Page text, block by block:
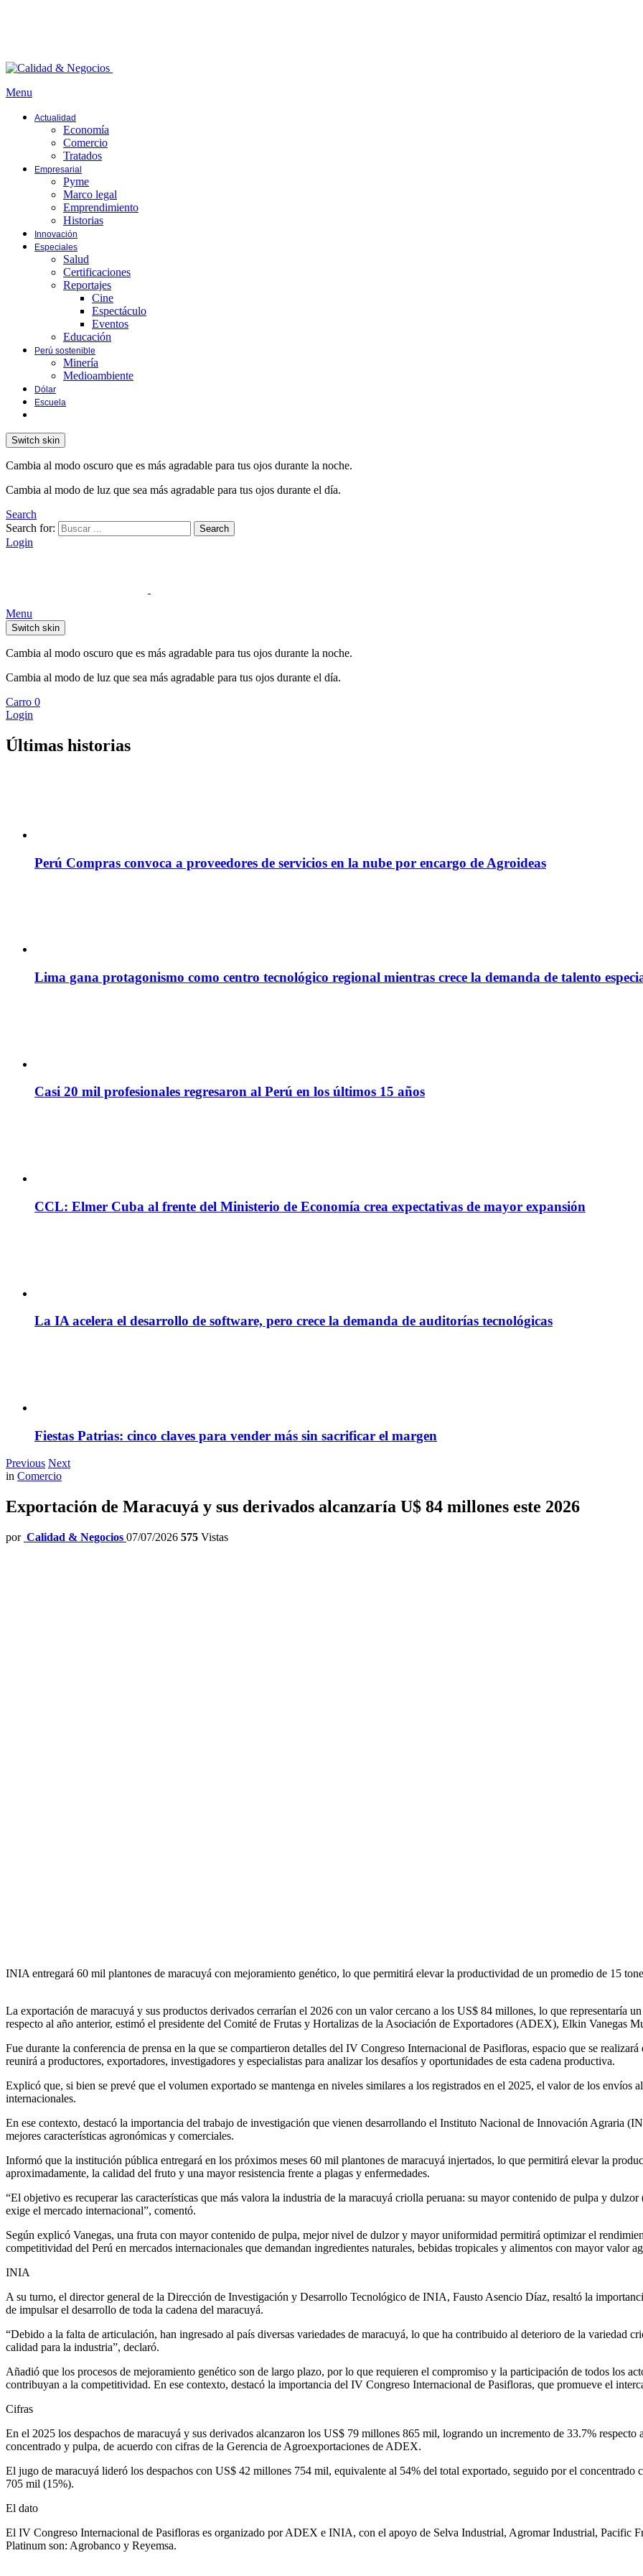
Menu
Actualidad
Economía
Comercio
Tratados
Empresarial
Pyme
Marco legal
Emprendimiento
Historias
Innovación
Especiales
Salud
Certificaciones
Reportajes
Cine
Espectáculo
Eventos
Educación
Perú sostenible
Minería
Medioambiente
Dólar
Escuela
Switch skin
Cambia al modo oscuro que es más agradable para tus ojos durante la noche.
Cambia al modo de luz que sea más agradable para tus ojos durante el día.
Search
Search for:
Search
Login
Menu
Switch skin
Cambia al modo oscuro que es más agradable para tus ojos durante la noche.
Cambia al modo de luz que sea más agradable para tus ojos durante el día.
Carro 0
Login
Últimas historias
Perú Compras convoca a proveedores de servicios en la nube por encargo de Agroideas
Lima gana protagonismo como centro tecnológico regional mientras crece la demanda de talento
Casi 20 mil profesionales regresaron al Perú en los últimos 15 años
CCL: Elmer Cuba al frente del Ministerio de Economía crea expectativas de mayor expansión
La IA acelera el desarrollo de software, pero crece la demanda de auditorías tecnológicas
Fiestas Patrias: cinco claves para vender más sin sacrificar el margen
Previous Next
in Comercio
Exportación de Maracuyá y sus derivados alcanzaría U$ 84 millones este 2026
por Calidad & Negocios 07/07/2026 575 Vistas
INIA entregará 60 mil plantones de maracuyá con mejoramiento genético, lo que permitirá elevar la productividad de un promedio de 15
La exportación de maracuyá y sus productos derivados cerrarían el 2026 con un valor cercano a los US$ 84 millones, lo que representaría
respecto al año anterior, estimó el presidente del Comité de Frutas y Hortalizas de la Asociación de Exportadores (ADEX), Elkin Vanegas
Fue durante la conferencia de prensa en la que se compartieron detalles del IV Congreso Internacional de Pasifloras, espacio que se
reunirá a productores, exportadores, investigadores y especialistas para analizar los desafíos y oportunidades de esta cadena productiva.
Explicó que, si bien se prevé que el volumen exportado se mantenga en niveles similares a los registrados en el 2025, el valor de los envíos
internacionales.
En ese contexto, destacó la importancia del trabajo de investigación que vienen desarrollando el Instituto Nacional de Innovación Agraria
mejores características agronómicas y comerciales.
Informó que la institución pública entregará en los próximos meses 60 mil plantones de maracuyá injertados, lo que permitirá elevar la
aproximadamente, la calidad del fruto y una mayor resistencia frente a plagas y enfermedades.
“El objetivo es recuperar las características que más valora la industria de la maracuyá criolla peruana: su mayor contenido de pulpa y
exige el mercado internacional”, comentó.
Según explicó Vanegas, una fruta con mayor contenido de pulpa, mejor nivel de dulzor y mayor uniformidad permitirá optimizar el
competitividad del Perú en mercados internacionales que demandan ingredientes naturales, bebidas tropicales y alimentos con mayor valor
INIA
A su turno, el director general de la Dirección de Investigación y Desarrollo Tecnológico de INIA, Fausto Asencio Díaz, resaltó la
de impulsar el desarrollo de toda la cadena del maracuyá.
“Debido a la falta de articulación, han ingresado al país diversas variedades de maracuyá, lo que ha contribuido al deterioro de la variedad
calidad para la industria”, declaró.
Añadió que los procesos de mejoramiento genético son de largo plazo, por lo que requieren el compromiso y la participación de todos los
contribuyan a la competitividad. En ese contexto, destacó la importancia del IV Congreso Internacional de Pasifloras, que promueve el
Cifras
En el 2025 los despachos de maracuyá y sus derivados alcanzaron los US$ 79 millones 865 mil, logrando un incremento de 33.7%
concentrado y pulpa, de acuerdo con cifras de la Gerencia de Agroexportaciones de ADEX.
El jugo de maracuyá lideró los despachos con US$ 42 millones 754 mil, equivalente al 54% del total exportado, seguido por el
705 mil (15%).
El dato
El IV Congreso Internacional de Pasifloras es organizado por ADEX e INIA, con el apoyo de Selva Industrial, Agromar Industrial, Pacific
Platinum son: Agrobanco y Reyemsa.